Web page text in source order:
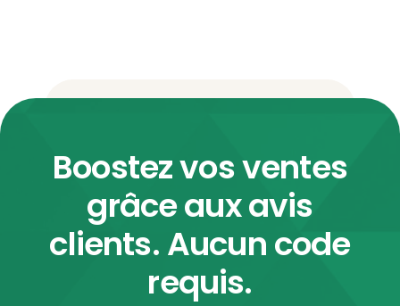
Boostez vos ventes
grâce aux avis
clients. Aucun code
requis.